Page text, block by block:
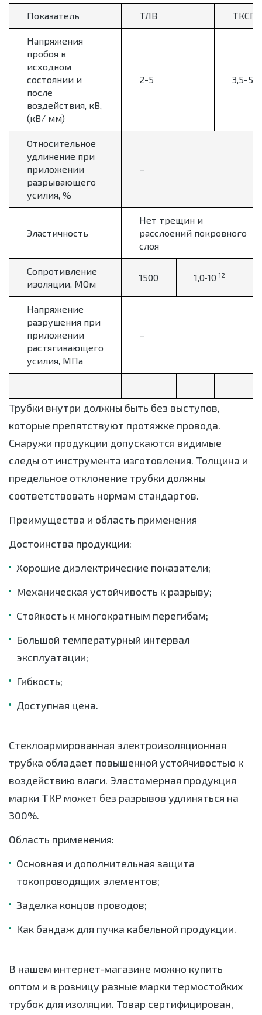
Показатель ТЛВ ТКСП
Напряжения
пробоя в
исходном
состоянии и
после
воздействия, кВ,
(кВ/ мм)
2-5 3,5-5
Относительное
удлинение при
приложении
разрывающего
усилия, %
–
Эластичность
Нет трещин и
расслоений покровного
слоя
Сопротивление
изоляции, МОм
1500 1,0•10 12
Напряжение
разрушения при
приложении
растягивающего
усилия, МПа
–
Трубки внутри должны быть без выступов,
которые препятствуют протяжке провода.
Снаружи продукции допускаются видимые
следы от инструмента изготовления. Толщина и
предельное отклонение трубки должны
соответствовать нормам стандартов.
Преимущества и область применения
Достоинства продукции:
Хорошие диэлектрические показатели;
Механическая устойчивость к разрыву;
Стойкость к многократным перегибам;
Большой температурный интервал
эксплуатации;
Гибкость;
Доступная цена.
Стеклоармированная электроизоляционная
трубка обладает повышенной устойчивостью к
воздействию влаги. Эластомерная продукция
марки ТКР может без разрывов удлиняться на
300%.
Область применения:
Основная и дополнительная защита
токопроводящих элементов;
Заделка концов проводов;
Как бандаж для пучка кабельной продукции.
В нашем интернет-магазине можно купить
оптом и в розницу разные марки термостойких
трубок для изоляции. Товар сертифицирован,